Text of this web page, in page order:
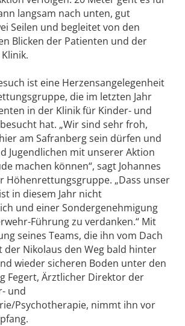
langsam nach unten, gut
Seilen und begleitet von den
Blicken der Patienten und der
ist eine Herzensangelegenheit
die im letzten Jahr
in der Klinik für Kinder- und
hat. „Wir sind sehr froh,
am Safranberg sein dürfen und
Jugendlichen mit unserer Aktion
machen können“, sagt Johannes
Höhenrettungsgruppe. „Dass unser
in diesem Jahr nicht
und einer Sondergenehmigung
Führung zu verdanken.“ Mit
seines Teams, die ihn vom Dach
der Nikolaus den Weg bald hinter
wieder sicheren Boden unter den
Fegert, Ärztlicher Direktor der
und
Psychotherapie, nimmt ihn vor